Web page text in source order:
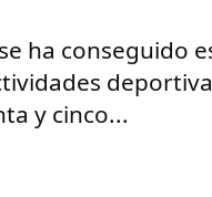
ha conseguido
y cinco...